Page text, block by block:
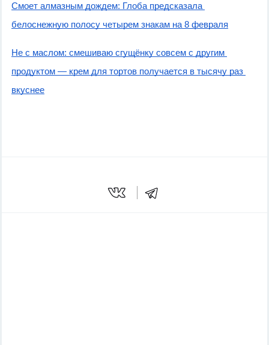
Смоет алмазным дождем: Глоба предсказала
белоснежную полосу четырем знакам на 8 февраля
Не с маслом: смешиваю сгущёнку совсем с другим
продуктом — крем для тортов получается в тысячу раз
вкуснее